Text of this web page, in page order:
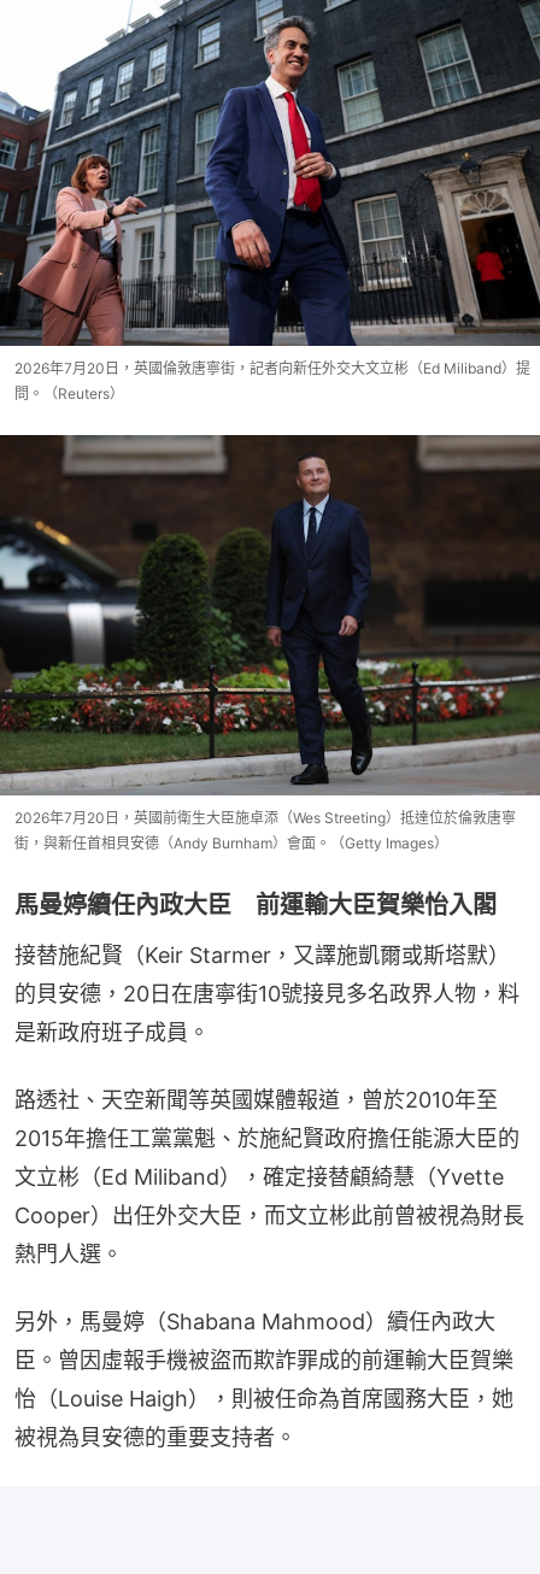
2026年7月20日，英國倫敦唐寧街，記者向新任外交大文立彬（Ed Miliband）提
問。（Reuters）
2026年7月20日，英國前衛生大臣施卓添（Wes Streeting）抵達位於倫敦唐寧
街，與新任首相貝安德（Andy Burnham）會面。（Getty Images）
馬曼婷續任內政大臣 前運輸大臣賀樂怡入閣
接替施紀賢（Keir Starmer，又譯施凱爾或斯塔默）
的貝安德，20日在唐寧街10號接見多名政界人物，料
是新政府班子成員。
路透社、天空新聞等英國媒體報道，曾於2010年至
2015年擔任工黨黨魁、於施紀賢政府擔任能源大臣的
文立彬（Ed Miliband），確定接替顧綺慧（Yvette
Cooper）出任外交大臣，而文立彬此前曾被視為財長
熱門人選。
另外，馬曼婷（Shabana Mahmood）續任內政大
臣。曾因虛報手機被盜而欺詐罪成的前運輸大臣賀樂
怡（Louise Haigh），則被任命為首席國務大臣，她
被視為貝安德的重要支持者。